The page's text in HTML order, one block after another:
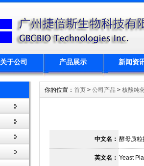
关于公司 产品展示 新闻资
你的位置： 首页 > 公司产品 > 核酸纯
中文名： 酵母质粒
英文名： Yeast